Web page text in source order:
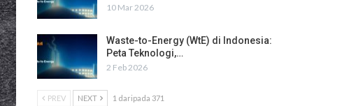
10 Mar 2026
Waste-to-Energy (WtE) di Indonesia:
Peta Teknologi,…
2 Feb 2026
PREV NEXT 1 daripada 371